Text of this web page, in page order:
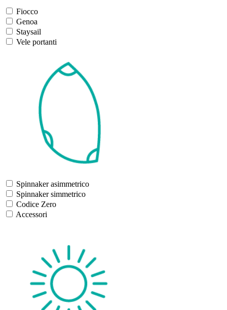
Fiocco
Genoa
Staysail
Vele portanti
Spinnaker asimmetrico
Spinnaker simmetrico
Codice Zero
Accessori